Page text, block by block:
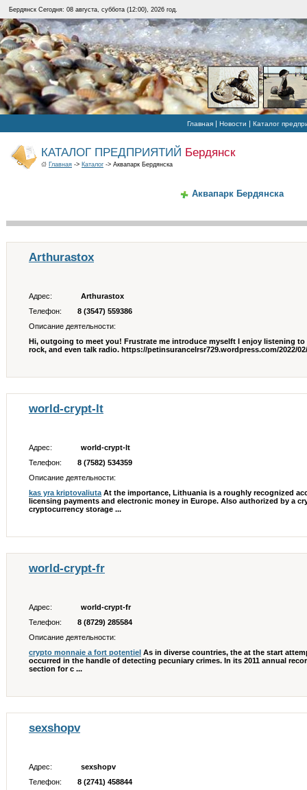
Бердянск Сегодня: 08 августа, суббота (12:00), 2026 год.
Главная | Новости | Каталог
КАТАЛОГ ПРЕДПРИЯТИЙ Бердянск
Главная -> Каталог -> Аквапарк Бердянска
Аквапарк Бердянска
Arthurastox
Адрес:
Arthurastox
Телефон:
8 (3547) 559386
Описание деятельности:
Hi, outgoing to meet you! Frustrate me introduce myselft I enjoy listening
rock, and even talk radio. https://petinsurancelrsr729.wordpress.com/2022/
world-crypt-lt
Адрес:
world-crypt-lt
Телефон:
8 (7582) 534359
Описание деятельности:
kas yra kriptovaliuta At the importance, Lithuania is a roughly recognized
licensing payments and electronic money in Europe. Also authorized by a
cryptocurrency storage ...
world-crypt-fr
Адрес:
world-crypt-fr
Телефон:
8 (8729) 285584
Описание деятельности:
crypto monnaie а fort potentiel As in diverse countries, the at the start
occurred in the handle of detecting pecuniary crimes. In its 2011 annual
section for c ...
sexshopv
Адрес:
sexshopv
Телефон:
8 (2741) 458844